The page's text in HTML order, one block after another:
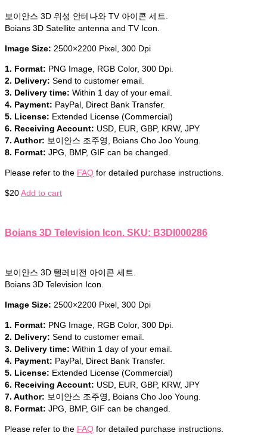
보이안스 3D 위성 안테나와 TV 아이콘 세트.
Boians 3D Satellite antenna and TV Icon.
Image Size: 2500×2200 Pixel, 300 Dpi
1. Format: PNG Image, RGB Color, 300 Dpi.
2. Delivery: Send to customer email.
3. Delivery time: Within 1 day of your email.
4. Payment: PayPal, Direct Bank Transfer.
5. License: Extended License (Commercial)
6. Receiving Account: USD, EUR, GBP, KRW, JPY
7. Author: 보이안스 조주영, Boians Cho Joo Young.
8. Format: JPG, BMP, GIF can be changed.
Please refer to the FAQ for detailed purchase instructions.
$20Add to cart
Boians 3D Television Icon. SKU: B3DI000286
보이안스 3D 텔레비전 아이콘 세트.
Boians 3D Television Icon.
Image Size: 2500×2200 Pixel, 300 Dpi
1. Format: PNG Image, RGB Color, 300 Dpi.
2. Delivery: Send to customer email.
3. Delivery time: Within 1 day of your email.
4. Payment: PayPal, Direct Bank Transfer.
5. License: Extended License (Commercial)
6. Receiving Account: USD, EUR, GBP, KRW, JPY
7. Author: 보이안스 조주영, Boians Cho Joo Young.
8. Format: JPG, BMP, GIF can be changed.
Please refer to the FAQ for detailed purchase instructions.